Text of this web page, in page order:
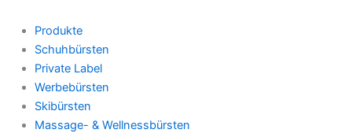
Produkte
Schuhbürsten
Private Label
Werbebürsten
Skibürsten
Massage- & Wellnessbürsten